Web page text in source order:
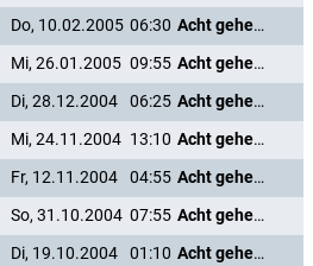
Do, 10.02.2005 06:30
Acht gehen türmen
Mi, 26.01.2005 09:55
Acht gehen türmen
Di, 28.12.2004 06:25
Acht gehen türmen
Mi, 24.11.2004 13:10
Acht gehen türmen
Fr, 12.11.2004 04:55
Acht gehen türmen
So, 31.10.2004 07:55
Acht gehen türmen
Di, 19.10.2004 01:10
Acht gehen türmen